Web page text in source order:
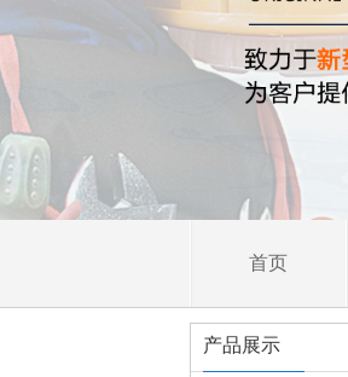
首页
产品展示